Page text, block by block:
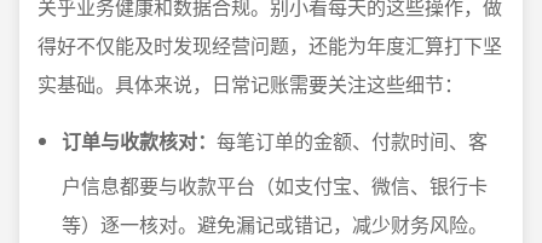
关乎业务健康和数据合规。别小看每天的这些操作，做
得好不仅能及时发现经营问题，还能为年度汇算打下坚
实基础。具体来说，日常记账需要关注这些细节：
订单与收款核对： 每笔订单的金额、付款时间、客
户信息都要与收款平台（如支付宝、微信、银行卡
等）逐一核对。避免漏记或错记，减少财务风险。